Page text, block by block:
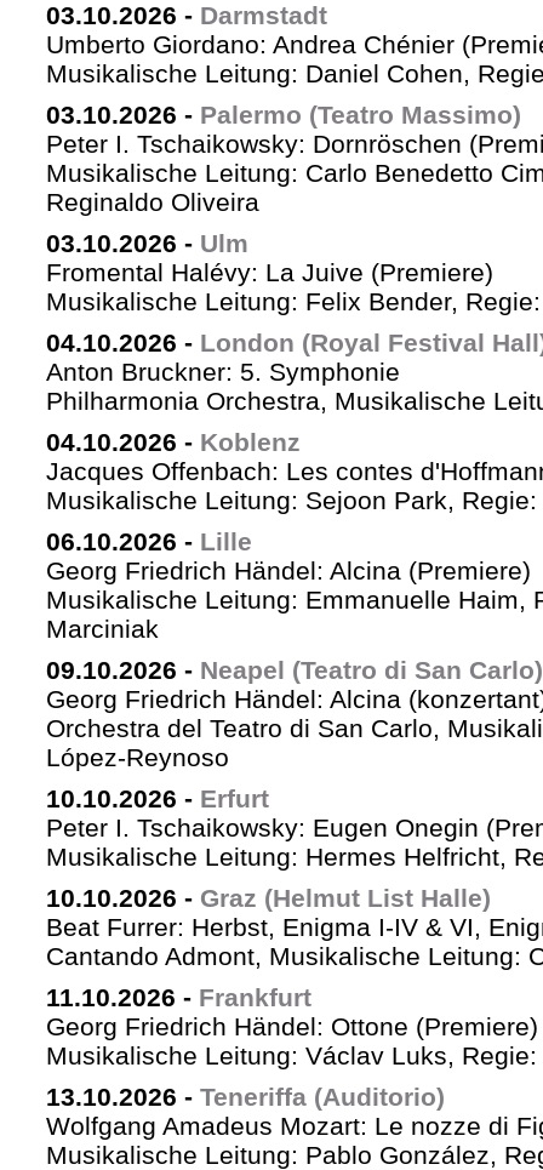
03.10.2026 - Darmstadt
Umberto Giordano: Andrea Chénier
Musikalische Leitung: Daniel Cohen,
03.10.2026 - Palermo (Teatro Massimo)
Peter I. Tschaikowsky: Dornröschen
Musikalische Leitung: Carlo Benedetto
Reginaldo Oliveira
03.10.2026 - Ulm
Fromental Halévy: La Juive (Premiere)
Musikalische Leitung: Felix Bender,
04.10.2026 - London (Royal Festival
Anton Bruckner: 5. Symphonie
Philharmonia Orchestra, Musikalische
04.10.2026 - Koblenz
Jacques Offenbach: Les contes
Musikalische Leitung: Sejoon Park,
06.10.2026 - Lille
Georg Friedrich Händel: Alcina (Premiere)
Musikalische Leitung: Emmanuelle Haim,
Marciniak
09.10.2026 - Neapel (Teatro di San Carlo)
Georg Friedrich Händel: Alcina
Orchestra del Teatro di San Carlo,
López-Reynoso
10.10.2026 - Erfurt
Peter I. Tschaikowsky: Eugen Onegin
Musikalische Leitung: Hermes Helfricht,
10.10.2026 - Graz (Helmut List Halle)
Beat Furrer: Herbst, Enigma I-IV & VI,
Cantando Admont, Musikalische Leitung:
11.10.2026 - Frankfurt
Georg Friedrich Händel: Ottone (Premiere)
Musikalische Leitung: Václav Luks,
13.10.2026 - Teneriffa (Auditorio)
Wolfgang Amadeus Mozart: Le nozze di
Musikalische Leitung: Pablo González,